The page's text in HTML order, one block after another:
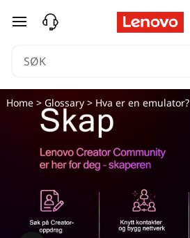
H
e
gå til hovedinnhold
Home> Glossary> Hva er en emulator?